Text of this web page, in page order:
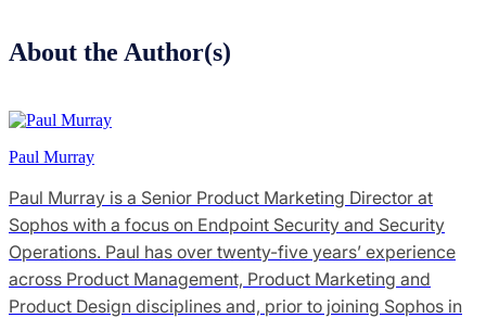
About the Author(s)
Paul Murray
Paul Murray is a Senior Product Marketing Director at
Sophos with a focus on Endpoint Security and Security
Operations. Paul has over twenty-five years’ experience
across Product Management, Product Marketing and
Product Design disciplines and, prior to joining Sophos in